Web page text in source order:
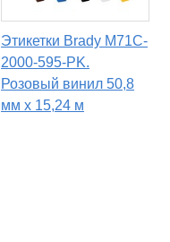
Этикетки Brady M71C-
2000-595-PK.
Розовый винил 50,8
мм x 15,24 м